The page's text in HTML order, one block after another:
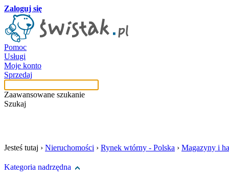
Zaloguj się
Pomoc
Usługi
Moje konto
Sprzedaj
Zaawansowane szukanie
Szukaj
Jesteś tutaj › Nieruchomości › Rynek wtórny - Polska › Magazyny i
Kategoria nadrzędna